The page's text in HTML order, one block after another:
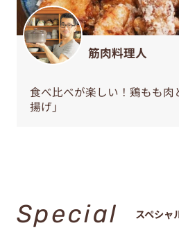
筋肉料理人
食べ比べが楽しい！鶏もも肉
揚げ」
Special スペシャ